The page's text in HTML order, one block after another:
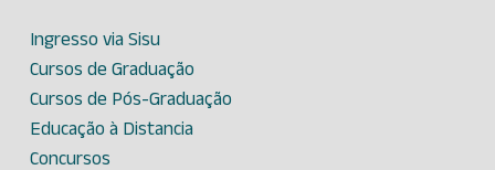
Ingresso via Sisu
Cursos de Graduação
Cursos de Pós-Graduação
Educação à Distancia
Concursos